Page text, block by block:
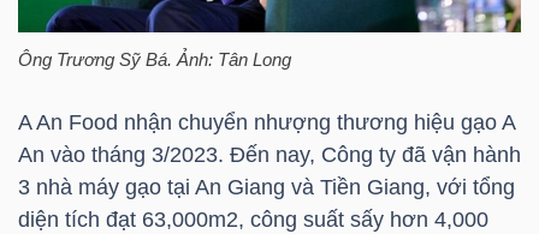
Ông Trương Sỹ Bá. Ảnh: Tân Long
A An Food nhận chuyển nhượng thương hiệu gạo A
An vào tháng 3/2023. Đến nay, Công ty đã vận hành
3 nhà máy gạo tại An Giang và Tiền Giang, với tổng
diện tích đạt 63,000m2, công suất sấy hơn 4,000
CÔNG
TƯ
TRUY